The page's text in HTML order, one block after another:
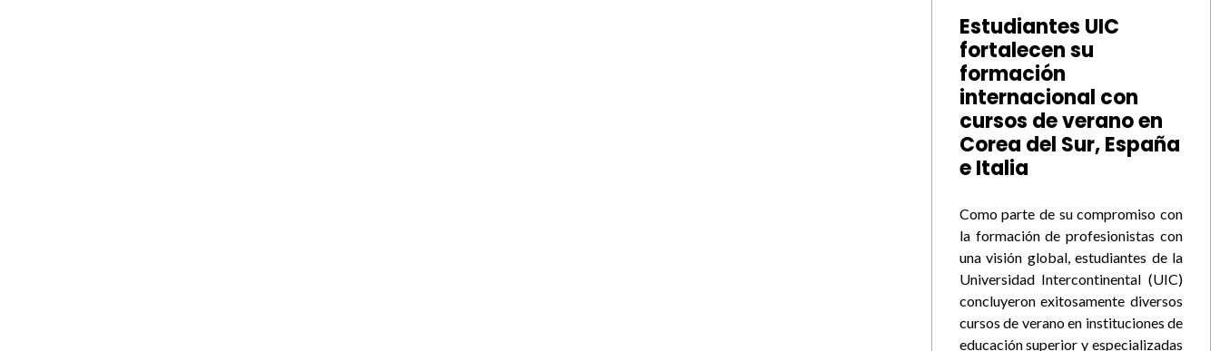
Estudiantes UIC
fortalecen su
formación
internacional con
cursos de verano en
Corea del Sur, España
e Italia
Como parte de su compromiso con
la formación de profesionistas con
una visión global, estudiantes de la
Universidad Intercontinental (UIC)
concluyeron exitosamente diversos
cursos de verano en instituciones de
educación superior y especializadas